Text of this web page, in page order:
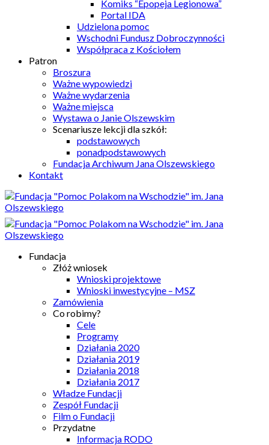
Komiks “Epopeja Legionowa”
Portal IDA
Udzielona pomoc
Wschodni Fundusz Dobroczynności
Współpraca z Kościołem
Patron
Broszura
Ważne wypowiedzi
Ważne wydarzenia
Ważne miejsca
Wystawa o Janie Olszewskim
Scenariusze lekcji dla szkół:
podstawowych
ponadpodstawowych
Fundacja Archiwum Jana Olszewskiego
Kontakt
Fundacja
Złóż wniosek
Wnioski projektowe
Wnioski inwestycyjne – MSZ
Zamówienia
Co robimy?
Cele
Programy
Działania 2020
Działania 2019
Działania 2018
Działania 2017
Władze Fundacji
Zespół Fundacji
Film o Fundacji
Przydatne
Informacja RODO